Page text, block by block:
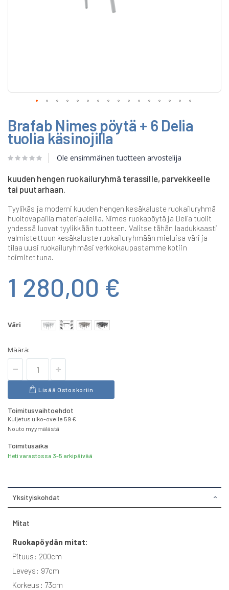
to
the
beginning
the
gallery
Brafab Nimes pöytä + 6 Delia
tuolia käsinojilla
Ole ensimmäinen tuotteen arvostelija
kuuden hengen ruokailuryhmä terassille, parvekkeelle
tai puutarhaan.
Tyylikäs ja moderni kuuden hengen kesäkaluste ruokailuryhmä
huoltovapailla materiaaleilla. Nimes ruokapöytä ja Delia tuolit
yhdessä luovat tyylikkään tuotteen. Valitse tähän laadukkaasti
valmistettuun kesäkaluste ruokailuryhmään mieluisa väri ja
tilaa uusi ruokailuryhmäsi verkkokaupastamme kotiin
toimitettuna.
1 280,00 €
Väri
Määrä:
Lisää Ostoskoriin
Toimitusvaihtoehdot
Kuljetus ulko-ovelle 59 €
Nouto myymälästä
Toimitusaika
Heti varastossa 3-5 arkipäivää
Yksityiskohdat
Mitat
Ruokapöydän mitat:
Pituus: 200cm
Leveys: 97cm
Korkeus: 73cm